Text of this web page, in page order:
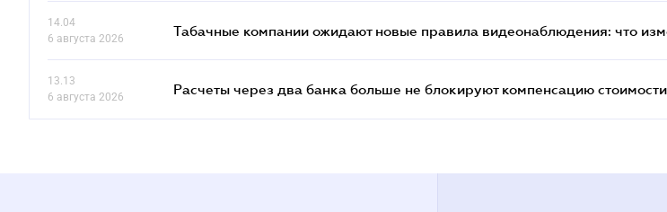
14.04
6 августа 2026
Табачные компании ожидают новые правила видеонаблюдения: что
13.13
6 августа 2026
Расчеты через два банка больше не блокируют компенсацию